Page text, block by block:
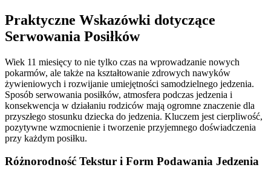
Praktyczne Wskazówki dotyczące
Serwowania Posiłków
Wiek 11 miesięcy to nie tylko czas na wprowadzanie nowych
pokarmów, ale także na kształtowanie zdrowych nawyków
żywieniowych i rozwijanie umiejętności samodzielnego jedzenia.
Sposób serwowania posiłków, atmosfera podczas jedzenia i
konsekwencja w działaniu rodziców mają ogromne znaczenie dla
przyszłego stosunku dziecka do jedzenia. Kluczem jest cierpliwość,
pozytywne wzmocnienie i tworzenie przyjemnego doświadczenia
przy każdym posiłku.
Różnorodność Tekstur i Form Podawania Jedzenia